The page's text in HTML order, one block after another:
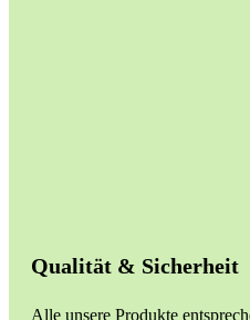
Qualität & Sicherheit
Alle unsere Produkte